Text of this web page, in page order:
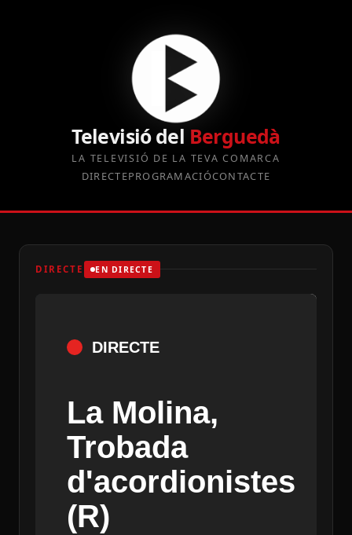
Televisió del Berguedà
LA TELEVISIÓ DE LA TEVA COMARCA
DIRECTEPROGRAMACIÓCONTACTE
DIRECTE EN DIRECTE
DIRECTE
La Molina,
Trobada
d'acordionistes
(R)